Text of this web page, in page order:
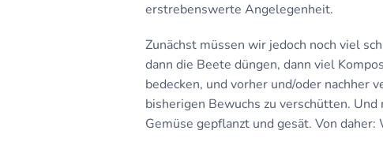
erstrebenswerte Angelegenheit.
Zunächst müssen wir jedoch noch viel
dann die Beete düngen, dann viel
bedecken, und vorher und/oder nachher
bisherigen Bewuchs zu verschütten.
Gemüse gepflanzt und gesät. Von